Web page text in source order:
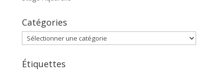
Catégories
Catégories
Étiquettes